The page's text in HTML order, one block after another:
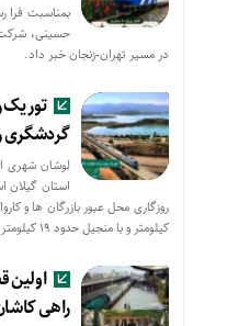
بمناسبت فرا
حسینی، شرکت
در مسیر تهران-زنجان خبر داد.
تور
گردشگری
لوشان شهری
استان گیلان
کیلومتر و با منجیل حدود ۱۹ کیلومتر فاصله دارد.
اولین
راهی